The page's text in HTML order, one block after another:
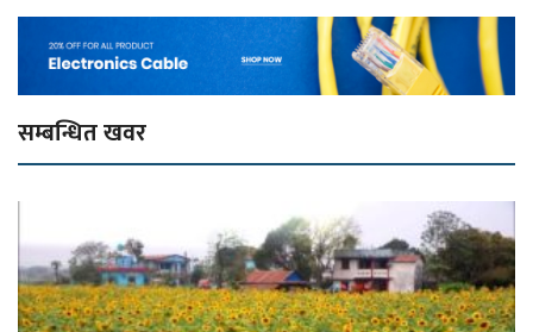
सम्बन्धित खवर